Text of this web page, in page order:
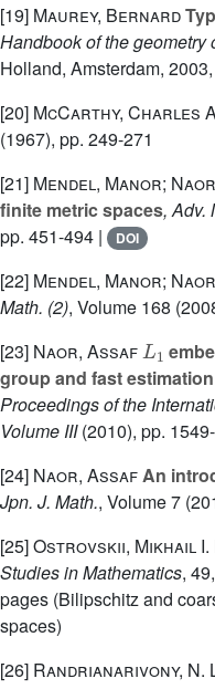
[19] Maurey, Bernard
Handbook of the geometry
Holland, Amsterdam,
[20] McCarthy, Charles
(1967), pp. 249-271
[21] Mendel, Manor;
finite metric spaces, Adv.
pp. 451-494 |
DOI
[22] Mendel, Manor;
Math. (2), Volume 168
[23] Naor, Assaf
group and fast
Proceedings of the
Volume III(2010), pp.
[24] Naor, AssafAn
Jpn. J. Math., Volume 7
[25]Ostrovskii, Mikhail I.
Studies in Mathematics, 49
pages (Bilipschitz and
spaces)
[26] Randrianarivony, N.